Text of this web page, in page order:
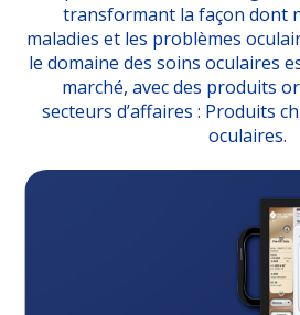
transformant la façon dont
maladies et les problèmes
le domaine des soins oculaires
marché, avec des produits
secteurs d’affaires : Produits
oculaires.